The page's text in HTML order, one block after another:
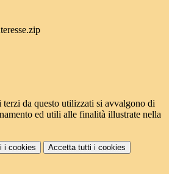
da questo utilizzati si avvalgono di
ed utili alle finalità illustrate nella
i cookies Accetta tutti i cookies